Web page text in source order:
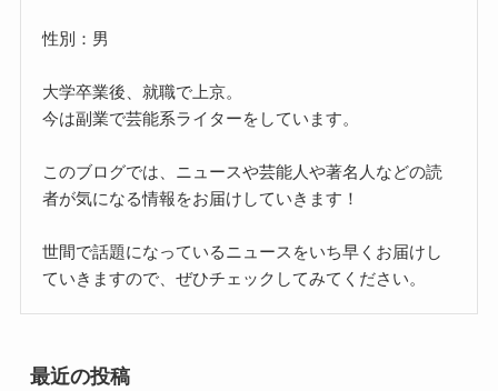
性別：男
大学卒業後、就職で上京。
今は副業で芸能系ライターをしています。
このブログでは、ニュースや芸能人や著名人などの読
者が気になる情報をお届けしていきます！
世間で話題になっているニュースをいち早くお届けし
ていきますので、ぜひチェックしてみてください。
最近の投稿